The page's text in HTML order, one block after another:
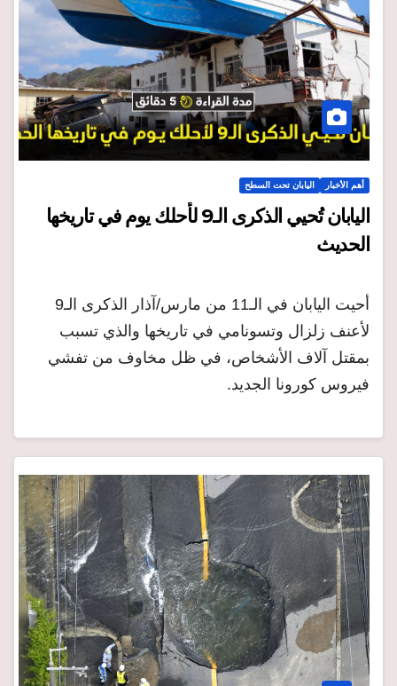
أهم الأخبار اليابان تحت السطح
اليابان تُحيي الذكرى الـ9 لأحلك يوم في تاريخها
الحديث
أحيت اليابان في الـ11 من مارس/آذار الذكرى الـ9
لأعنف زلزال وتسونامي في تاريخها والذي تسبب
بمقتل آلاف الأشخاص، في ظل مخاوف من تفشي
فيروس كورونا الجديد.